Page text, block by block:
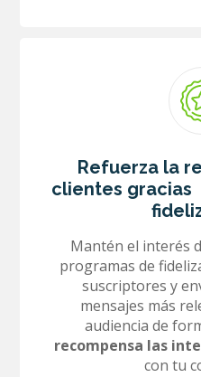
Refuerza la
clientes gracias
Mantén el interés
programas de
suscriptores y
mensajes más
audiencia de
recompensa las
con tu